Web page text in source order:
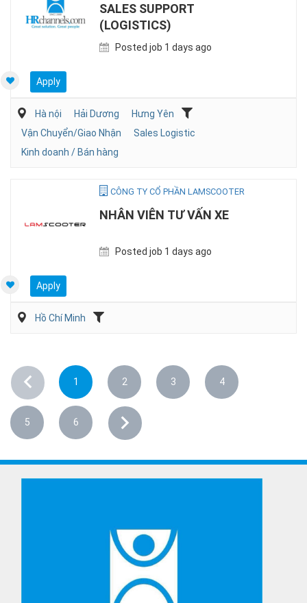
SALES SUPPORT
(LOGISTICS)
Posted job 1 days ago
Apply
Hà nội Hải Dương
Hưng Yên
Vận Chuyển/Giao Nhận
Sales Logistic
Kinh doanh / Bán hàng
CÔNG TY CỔ PHẦN LAMSCOOTER
NHÂN VIÊN TƯ VẤN XE
Posted job 1 days ago
Apply
Hồ Chí Minh
1 2 3 4
5 6